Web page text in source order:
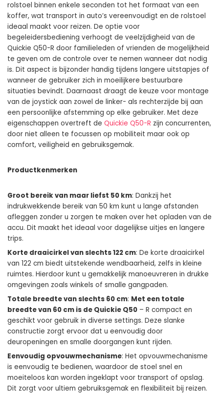
rolstoel binnen enkele seconden tot het formaat van een
koffer, wat transport in auto’s vereenvoudigt en de rolstoel
ideaal maakt voor reizen. De optie voor
begeleidersbediening verhoogt de veelzijdigheid van de
Quickie Q50-R door familieleden of vrienden de mogelijkheid
te geven om de controle over te nemen wanneer dat nodig
is. Dit aspect is bijzonder handig tijdens langere uitstapjes of
wanneer de gebruiker zich in moeilijkere bestuurbare
situaties bevindt. Daarnaast draagt de keuze voor montage
van de joystick aan zowel de linker- als rechterzijde bij aan
een persoonlijke afstemming op elke gebruiker. Met deze
eigenschappen overtreft de Quickie Q50-R zijn concurrenten,
door niet alleen te focussen op mobiliteit maar ook op
comfort, veiligheid en gebruiksgemak.
Productkenmerken
Groot bereik van maar liefst 50 km: Dankzij het
indrukwekkende bereik van 50 km kunt u lange afstanden
afleggen zonder u zorgen te maken over het opladen van de
accu. Dit maakt het ideaal voor dagelijkse uitjes en langere
trips.
Korte draaicirkel van slechts 122 cm: De korte draaicirkel
van 122 cm biedt uitstekende wendbaarheid, zelfs in kleine
ruimtes. Hierdoor kunt u gemakkelijk manoeuvreren in drukke
omgevingen zoals winkels of smalle gangpaden.
Totale breedte van slechts 60 cm: Met een totale
breedte van 60 cm is de Quickie Q50 – R compact en
geschikt voor gebruik in diverse settings. Deze slanke
constructie zorgt ervoor dat u eenvoudig door
deuropeningen en smalle doorgangen kunt rijden.
Eenvoudig opvouwmechanisme: Het opvouwmechanisme
is eenvoudig te bedienen, waardoor de stoel snel en
moeiteloos kan worden ingeklapt voor transport of opslag.
Dit zorgt voor ultiem gebruiksgemak en flexibiliteit bij reizen.